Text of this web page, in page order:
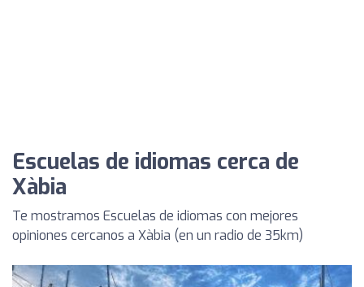
Escuelas de idiomas cerca de
Xàbia
Te mostramos Escuelas de idiomas con mejores
opiniones cercanos a Xàbia (en un radio de 35km)